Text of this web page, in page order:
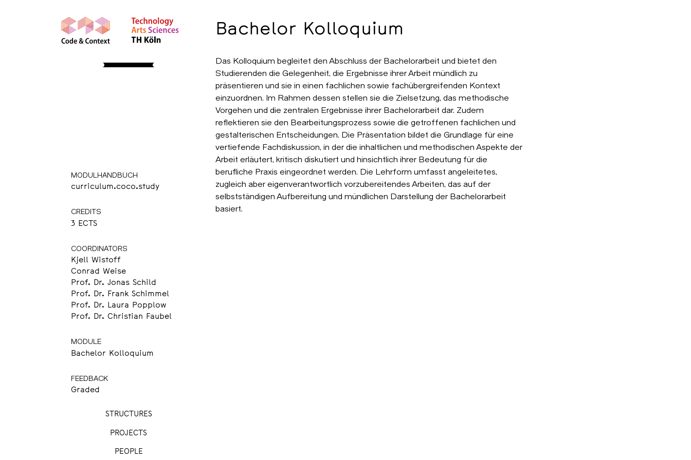
MODULHANDBUCH
curriculum.coco.study
CREDITS
3 ECTS
COORDINATORS
Kjell Wistoff
Conrad Weise
Prof. Dr. Jonas Schild
Prof. Dr. Frank Schimmel
Prof. Dr. Laura Popplow
Prof. Dr. Christian Faubel
MODULE
Bachelor Kolloquium
FEEDBACK
Graded
STRUCTURES
PROJECTS
PEOPLE
Bachelor Kolloquium
Das Kolloquium begleitet den Abschluss der Bachelorarbeit und bietet den
Studierenden die Gelegenheit, die Ergebnisse ihrer Arbeit mündlich zu
präsentieren und sie in einen fachlichen sowie fachübergreifenden Kontext
einzuordnen. Im Rahmen dessen stellen sie die Zielsetzung, das methodische
Vorgehen und die zentralen Ergebnisse ihrer Bachelorarbeit dar. Zudem
reflektieren sie den Bearbeitungsprozess sowie die getroffenen fachlichen und
gestalterischen Entscheidungen. Die Präsentation bildet die Grundlage für eine
vertiefende Fachdiskussion, in der die inhaltlichen und methodischen Aspekte der
Arbeit erläutert, kritisch diskutiert und hinsichtlich ihrer Bedeutung für die
berufliche Praxis eingeordnet werden. Die Lehrform umfasst angeleitetes,
zugleich aber eigenverantwortlich vorzubereitendes Arbeiten, das auf der
selbstständigen Aufbereitung und mündlichen Darstellung der Bachelorarbeit
basiert.